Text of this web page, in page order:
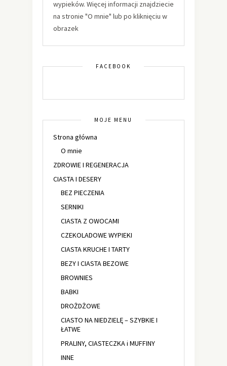
wypieków. Więcej informacji znajdziecie
na stronie "O mnie" lub po kliknięciu w
obrazek
FACEBOOK
MOJE MENU
Strona główna
O mnie
ZDROWIE I REGENERACJA
CIASTA I DESERY
BEZ PIECZENIA
SERNIKI
CIASTA Z OWOCAMI
CZEKOLADOWE WYPIEKI
CIASTA KRUCHE I TARTY
BEZY I CIASTA BEZOWE
BROWNIES
BABKI
DROŻDŻOWE
CIASTO NA NIEDZIELĘ – SZYBKIE I
ŁATWE
PRALINY, CIASTECZKA i MUFFINY
INNE